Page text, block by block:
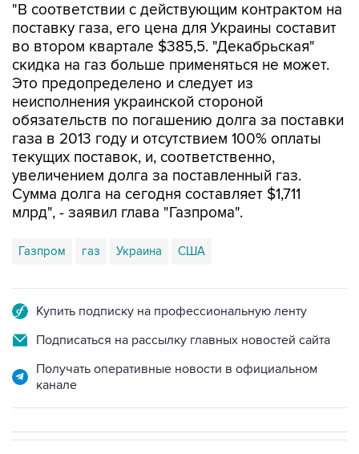
"В соответствии с действующим контрактом на
поставку газа, его цена для Украины составит
во втором квартале $385,5. "Декабрьская"
скидка на газ больше применяться не может.
Это предопределено и следует из
неисполнения украинской стороной
обязательств по погашению долга за поставки
газа в 2013 году и отсутствием 100% оплаты
текущих поставок, и, соответственно,
увеличением долга за поставленный газ.
Сумма долга на сегодня составляет $1,711
млрд", - заявил глава "Газпрома".
Газпром газ Украина США
Купить подписку на профессиональную ленту
Подписаться на рассылку главных новостей сайта
Получать оперативные новости в официальном
канале